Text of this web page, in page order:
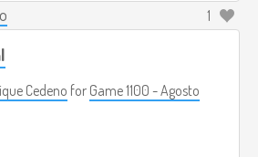
va su personaje al jugar.
puede ser un mix de techno con
oh jazz, preferiblemente musica
las velocidades altas
1
Cedeno for Game 1100 - Agosto